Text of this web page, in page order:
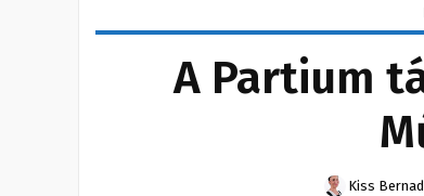
A Partium
Kiss